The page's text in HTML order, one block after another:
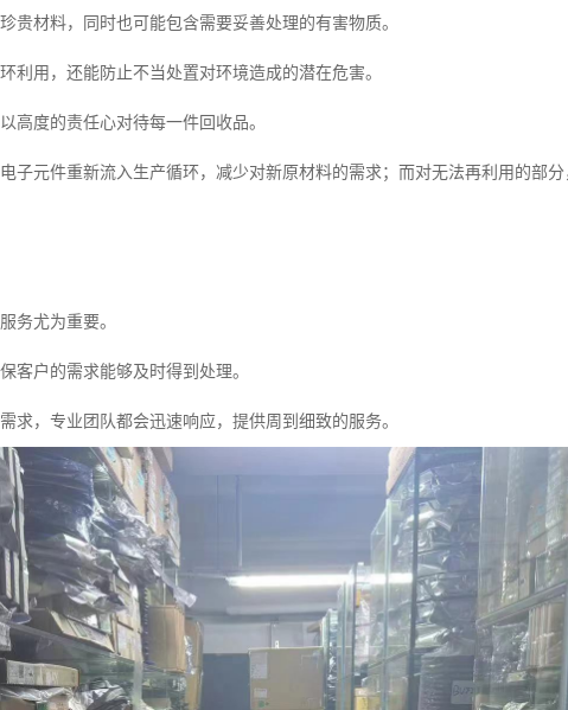
贵材料，同时也可能包含需要妥善处理的有害物质。
利用，还能防止不当处置对环境造成的潜在危害。
高度的责任心对待每一件回收品。
子元件重新流入生产循环，减少对新原材料的需求；而对无法再利用的部
务尤为重要。
客户的需求能够及时得到处理。
求，专业团队都会迅速响应，提供周到细致的服务。